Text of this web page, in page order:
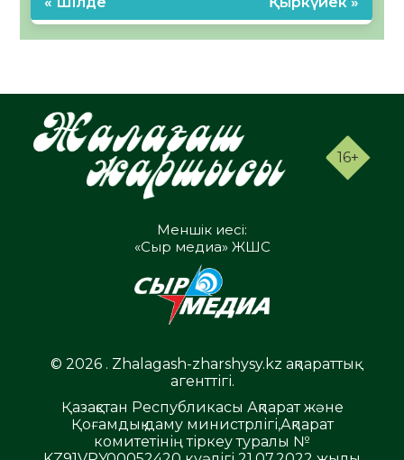
16+
Меншік иесі:
«Сыр медиа» ЖШС
© 2026 . Zhalagash-zharshysy.kz ақпараттық
агенттігі.
Қазақстан Республикасы Ақпарат және
Қоғамдық даму министрлігі,Ақпарат
комитетінің тіркеу туралы №